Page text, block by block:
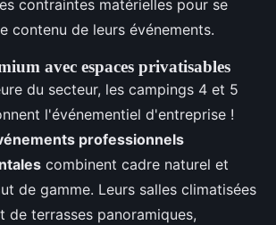
contraintes matérielles pour se
contenu de leurs événements.
avec espaces privatisables
du secteur, les campings 4 et 5
l'événementiel d'entreprise !
professionnels
combinent cadre naturel et
de gamme. Leurs salles climatisées
de terrasses panoramiques,